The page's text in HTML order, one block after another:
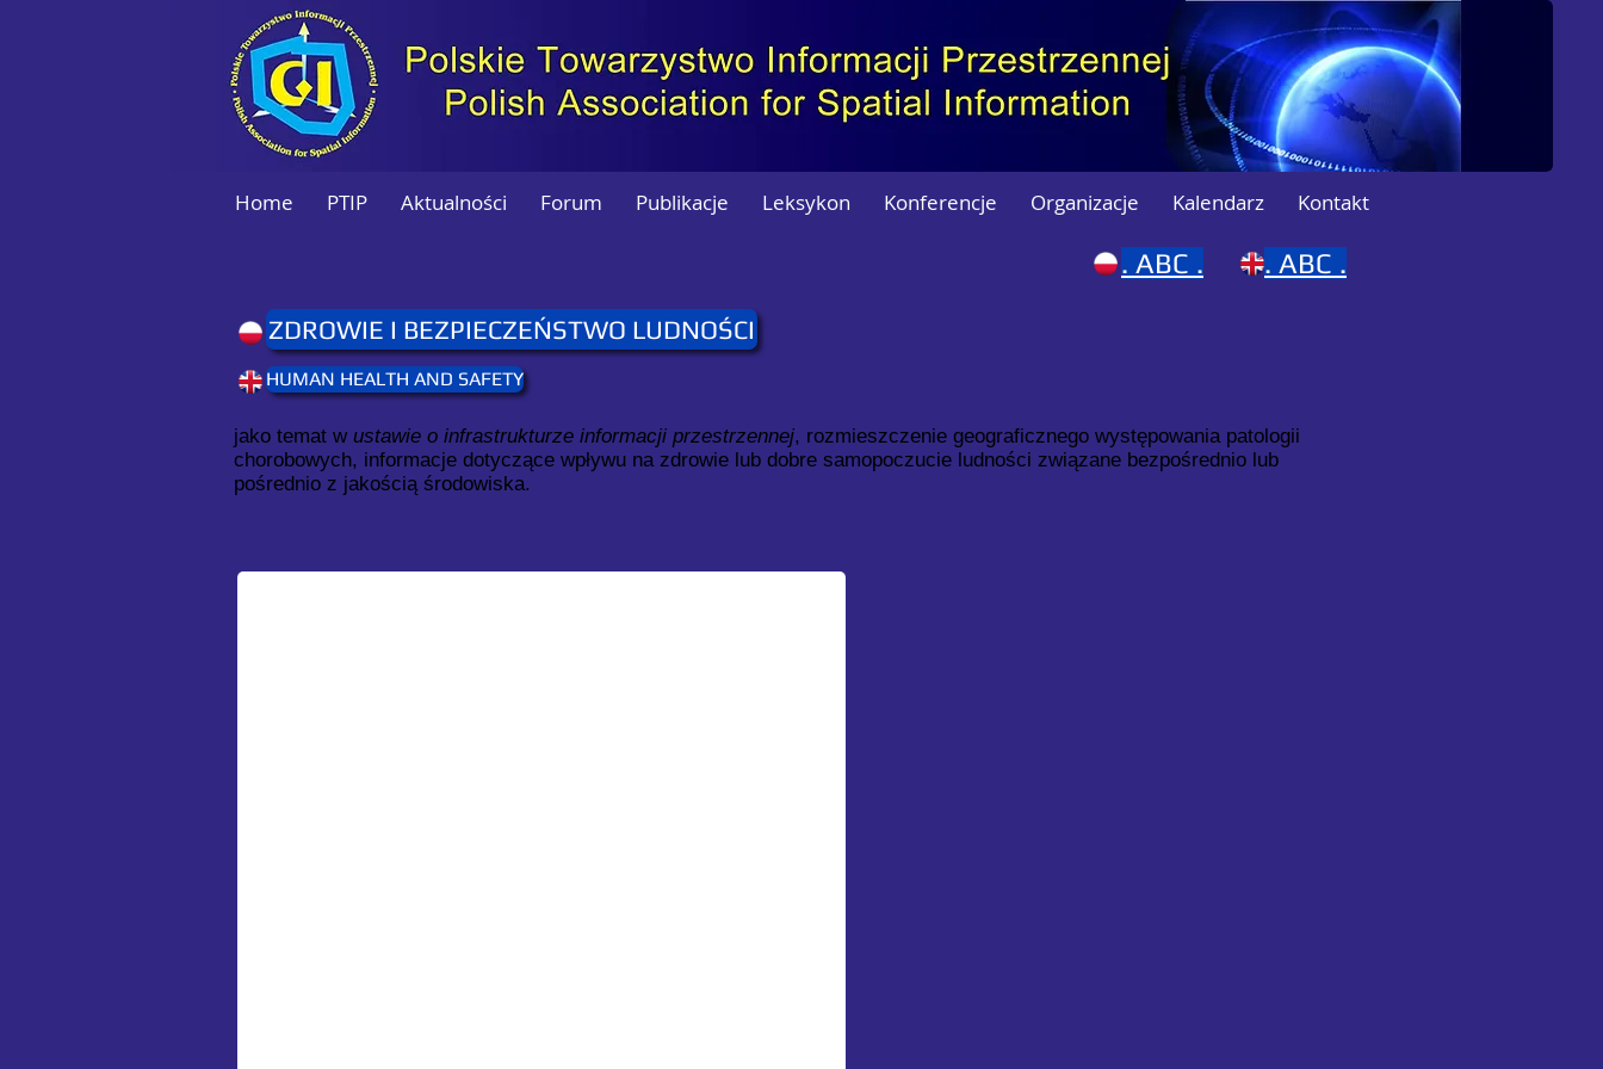
Home PTIP Aktualności Forum Publikacje Leksykon Konferencje Organizacje Kalendarz Kontakt
. ABC . . ABC .
ZDROWIE I BEZPIECZEŃSTWO LUDNOŚCI
HUMAN HEALTH AND SAFETY
jako temat w ustawie o infrastrukturze informacji przestrzennej, rozmieszczenie geograficznego występowania patologii
chorobowych, informacje dotyczące wpływu na zdrowie lub dobre samopoczucie ludności związane bezpośrednio lub
pośrednio z jakością środowiska.